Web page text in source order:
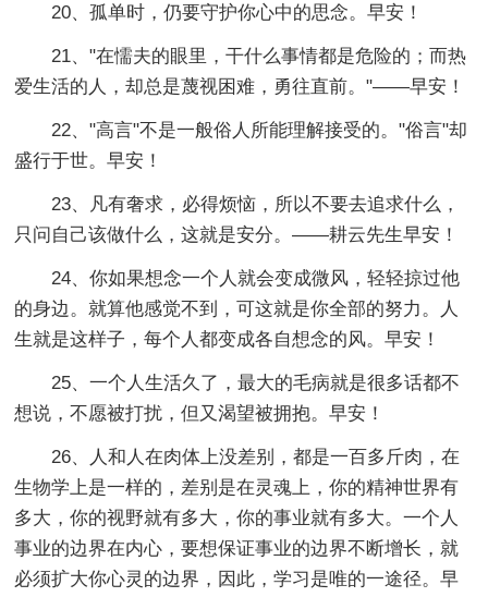
20、孤单时，仍要守护你心中的思念。早安！
21、"在懦夫的眼里，干什么事情都是危险的；而热
爱生活的人，却总是蔑视困难，勇往直前。"——早安！
22、"高言"不是一般俗人所能理解接受的。"俗言"却
盛行于世。早安！
23、凡有奢求，必得烦恼，所以不要去追求什么，
只问自己该做什么，这就是安分。——耕云先生早安！
24、你如果想念一个人就会变成微风，轻轻掠过他
的身边。就算他感觉不到，可这就是你全部的努力。人
生就是这样子，每个人都变成各自想念的风。早安！
25、一个人生活久了，最大的毛病就是很多话都不
想说，不愿被打扰，但又渴望被拥抱。早安！
26、人和人在肉体上没差别，都是一百多斤肉，在
生物学上是一样的，差别是在灵魂上，你的精神世界有
多大，你的视野就有多大，你的事业就有多大。一个人
事业的边界在内心，要想保证事业的边界不断增长，就
必须扩大你心灵的边界，因此，学习是唯的一途径。早